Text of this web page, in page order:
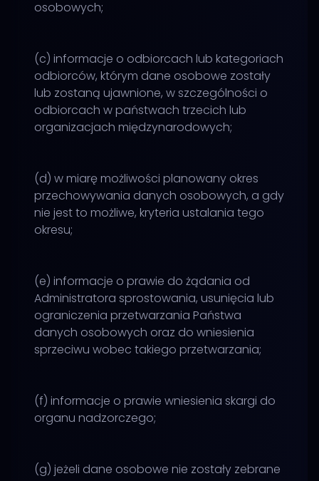
osobowych;
(c) informacje o odbiorcach lub kategoriach
odbiorców, którym dane osobowe zostały
lub zostaną ujawnione, w szczególności o
odbiorcach w państwach trzecich lub
organizacjach międzynarodowych;
(d) w miarę możliwości planowany okres
przechowywania danych osobowych, a gdy
nie jest to możliwe, kryteria ustalania tego
okresu;
(e) informacje o prawie do żądania od
Administratora sprostowania, usunięcia lub
ograniczenia przetwarzania Państwa
danych osobowych oraz do wniesienia
sprzeciwu wobec takiego przetwarzania;
(f) informacje o prawie wniesienia skargi do
organu nadzorczego;
(g) jeżeli dane osobowe nie zostały zebrane